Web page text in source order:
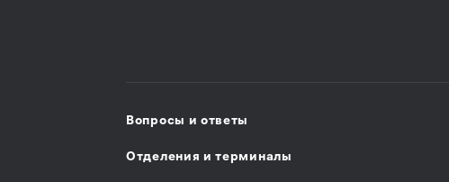
Вопросы и ответы
Отделения и терминалы